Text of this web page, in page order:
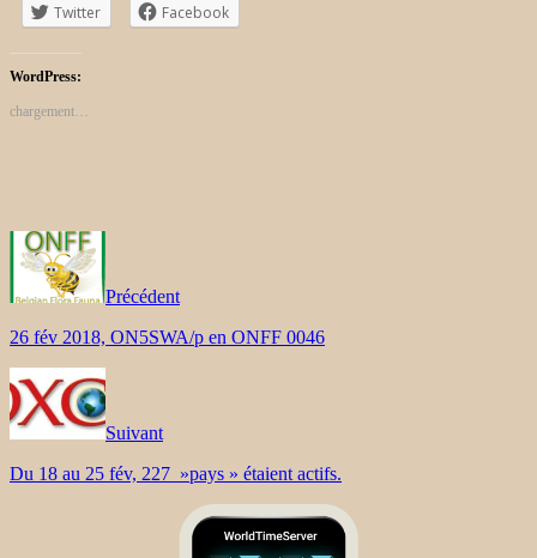
Twitter Facebook
WordPress:
chargement…
Précédent
26 fév 2018, ON5SWA/p en ONFF 0046
Suivant
Du 18 au 25 fév, 227 »pays » étaient actifs.